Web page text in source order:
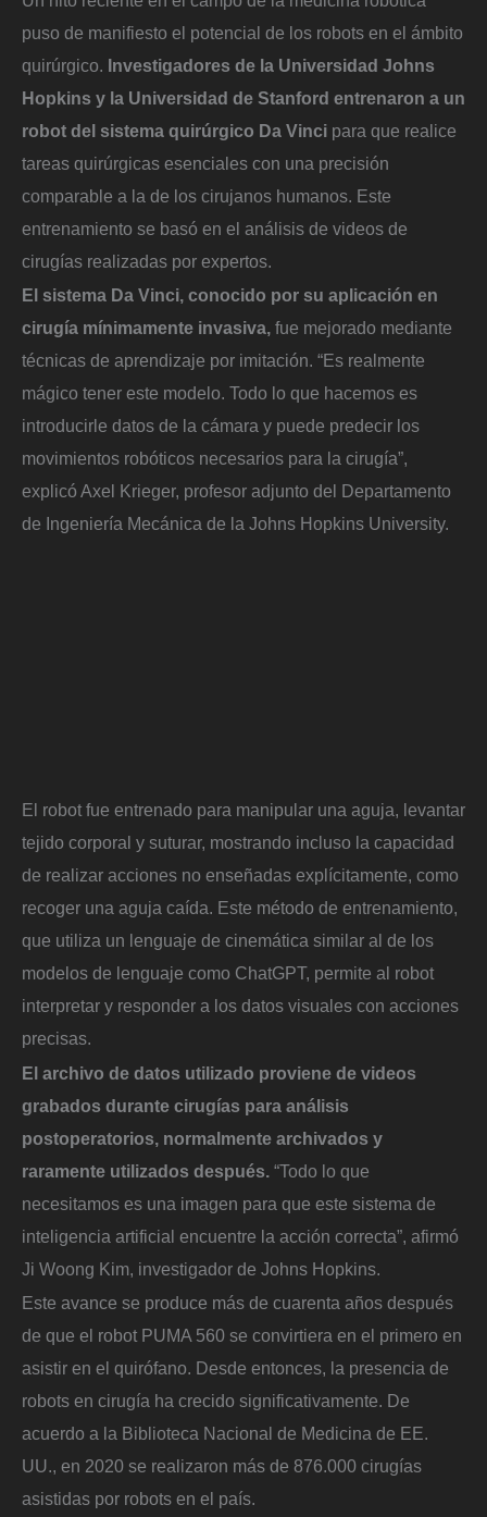
puso de manifiesto el potencial de los robots en el ámbito
quirúrgico. Investigadores de la Universidad Johns
Hopkins y la Universidad de Stanford entrenaron a un
robot del sistema quirúrgico Da Vinci para que realice
tareas quirúrgicas esenciales con una precisión
comparable a la de los cirujanos humanos. Este
entrenamiento se basó en el análisis de videos de
cirugías realizadas por expertos.
El sistema Da Vinci, conocido por su aplicación en
cirugía mínimamente invasiva, fue mejorado mediante
técnicas de aprendizaje por imitación. “Es realmente
mágico tener este modelo. Todo lo que hacemos es
introducirle datos de la cámara y puede predecir los
movimientos robóticos necesarios para la cirugía”,
explicó Axel Krieger, profesor adjunto del Departamento
de Ingeniería Mecánica de la Johns Hopkins University.
El robot fue entrenado para manipular una aguja, levantar
tejido corporal y suturar, mostrando incluso la capacidad
de realizar acciones no enseñadas explícitamente, como
recoger una aguja caída. Este método de entrenamiento,
que utiliza un lenguaje de cinemática similar al de los
modelos de lenguaje como ChatGPT, permite al robot
interpretar y responder a los datos visuales con acciones
precisas.
El archivo de datos utilizado proviene de videos
grabados durante cirugías para análisis
postoperatorios, normalmente archivados y
raramente utilizados después. “Todo lo que
necesitamos es una imagen para que este sistema de
inteligencia artificial encuentre la acción correcta”, afirmó
Ji Woong Kim, investigador de Johns Hopkins.
Este avance se produce más de cuarenta años después
de que el robot PUMA 560 se convirtiera en el primero en
asistir en el quirófano. Desde entonces, la presencia de
robots en cirugía ha crecido significativamente. De
acuerdo a la Biblioteca Nacional de Medicina de EE.
UU., en 2020 se realizaron más de 876.000 cirugías
asistidas por robots en el país.